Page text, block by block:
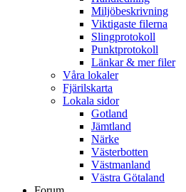
Miljöbeskrivning
Viktigaste filerna
Slingprotokoll
Punktprotokoll
Länkar & mer filer
Våra lokaler
Fjärilskarta
Lokala sidor
Gotland
Jämtland
Närke
Västerbotten
Västmanland
Västra Götaland